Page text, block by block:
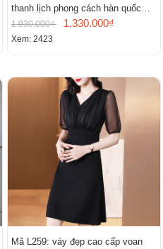
thanh lịch phong cách hàn quốc
mới
1.930.000₫ 1.330.000₫
Xem: 2423
Mã L259: váy đẹp cao cấp voan